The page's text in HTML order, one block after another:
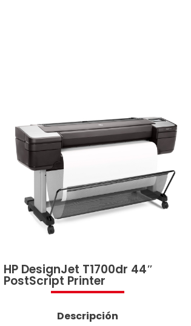
HP DesignJet T1700dr 44″
PostScript Printer
Descripción